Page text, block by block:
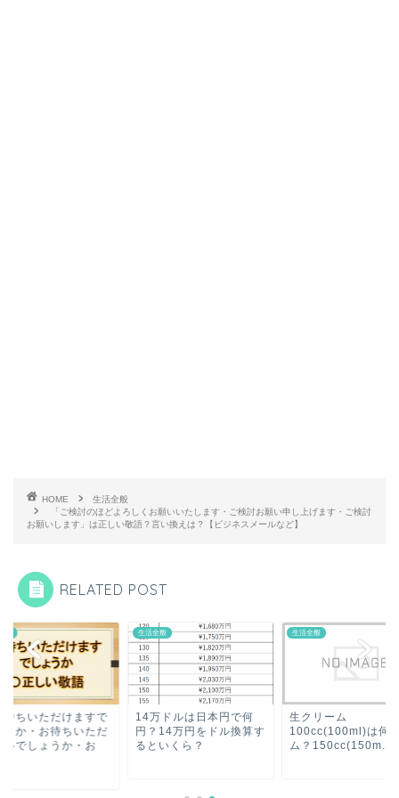
HOME
生活全般
「ご検討のほどよろしくお願いいたします・ご検討お願い申し上げます・ご検討
お願いします」は正しい敬語？言い換えは？【ビジネスメールなど】
RELATED POST
待ちいただけますで
うか・お待ちいただ
いでしょうか・お
生活全般
14万ドルは日本円で何
円？14万円をドル換算す
るといくら？
生活全般
生クリーム
100cc(100ml)は何
ム？150cc(150m...